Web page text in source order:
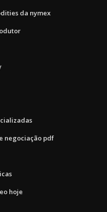
da nymex
negociação pdf
hoje